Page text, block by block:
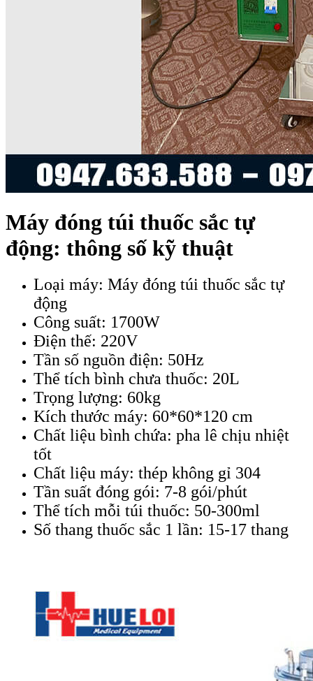
Máy đóng túi thuốc sắc tự
động: thông số kỹ thuật
Loại máy: Máy đóng túi thuốc sắc tự
động
Công suất: 1700W
Điện thế: 220V
Tần số nguồn điện: 50Hz
Thể tích bình chưa thuốc: 20L
Trọng lượng: 60kg
Kích thước máy: 60*60*120 cm
Chất liệu bình chứa: pha lê chịu nhiệt
tốt
Chất liệu máy: thép không gỉ 304
Tần suất đóng gói: 7-8 gói/phút
Thể tích mỗi túi thuốc: 50-300ml
Số thang thuốc sắc 1 lần: 15-17 thang